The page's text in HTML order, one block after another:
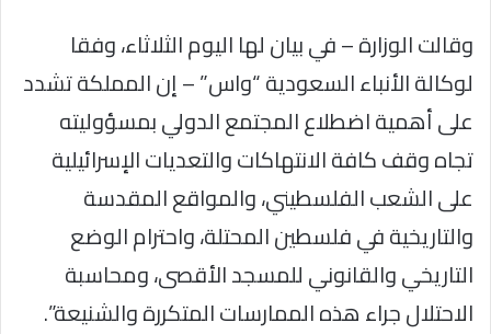
وقالت الوزارة – في بيان لها اليوم الثلاثاء، وفقا
لوكالة الأنباء السعودية “واس” – إن المملكة تشدد
على أهمية اضطلاع المجتمع الدولي بمسؤوليته
تجاه وقف كافة الانتهاكات والتعديات الإسرائيلية
على الشعب الفلسطيني، والمواقع المقدسة
والتاريخية في فلسطين المحتلة، واحترام الوضع
التاريخي والقانوني للمسجد الأقصى، ومحاسبة
الاحتلال جراء هذه الممارسات المتكررة والشنيعة”.